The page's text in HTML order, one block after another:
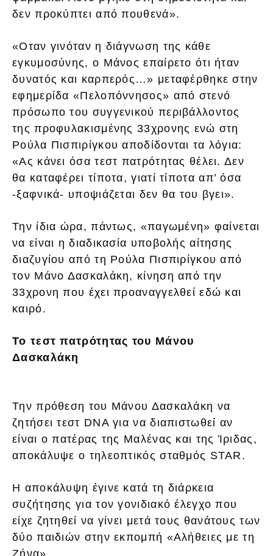
δεν προκύπτει από πουθενά».
«Οταν γινόταν η διάγνωση της κάθε
εγκυμοσύνης, ο Μάνος επαίρετο ότι ήταν
δυνατός και καρπερός…» μεταφέρθηκε στην
εφημερίδα «Πελοπόννησος» από στενό
πρόσωπο του συγγενικού περιβάλλοντος
της προφυλακισμένης 33χρονης ενώ στη
Ρούλα Πισπιρίγκου αποδίδονται τα λόγια:
«Ας κάνει όσα τεστ πατρότητας θέλει. Δεν
θα καταφέρει τίποτα, γιατί τίποτα απ’ όσα
-ξαφνικά- υποψιάζεται δεν θα του βγει».
Την ίδια ώρα, πάντως, «παγωμένη» φαίνεται
να είναι η διαδικασία υποβολής αίτησης
διαζυγίου από τη Ρούλα Πισπιρίγκου από
τον Μάνο Δασκαλάκη, κίνηση από την
33χρονη που έχει προαναγγελθεί εδώ και
καιρό.
Το τεστ πατρότητας του Μάνου
Δασκαλάκη
Την πρόθεση του Μάνου Δασκαλάκη να
ζητήσει τεστ DNA για να διαπιστωθεί αν
είναι ο πατέρας της Μαλένας και της Ίριδας,
αποκάλυψε ο τηλεοπτικός σταθμός STAR.
Η αποκάλυψη έγινε κατά τη διάρκεια
συζήτησης για τον γονιδιακό έλεγχο που
είχε ζητηθεί να γίνει μετά τους θανάτους των
δύο παιδιών στην εκπομπή «Αλήθειες με τη